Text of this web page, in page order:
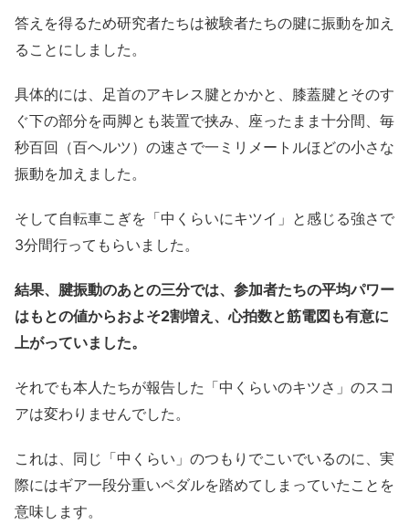
答えを得るため研究者たちは被験者たちの腱に振動を加え
ることにしました。
具体的には、足首のアキレス腱とかかと、膝蓋腱とそのす
ぐ下の部分を両脚とも装置で挟み、座ったまま十分間、毎
秒百回（百ヘルツ）の速さで一ミリメートルほどの小さな
振動を加えました。
そして自転車こぎを「中くらいにキツイ」と感じる強さで
3分間行ってもらいました。
結果、腱振動のあとの三分では、参加者たちの平均パワー
はもとの値からおよそ2割増え、心拍数と筋電図も有意に
上がっていました。
それでも本人たちが報告した「中くらいのキツさ」のスコ
アは変わりませんでした。
これは、同じ「中くらい」のつもりでこいでいるのに、実
際にはギア一段分重いペダルを踏めてしまっていたことを
意味します。